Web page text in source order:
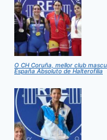
O CH Coruña, mellor club
España Absoluto de Halterofilia